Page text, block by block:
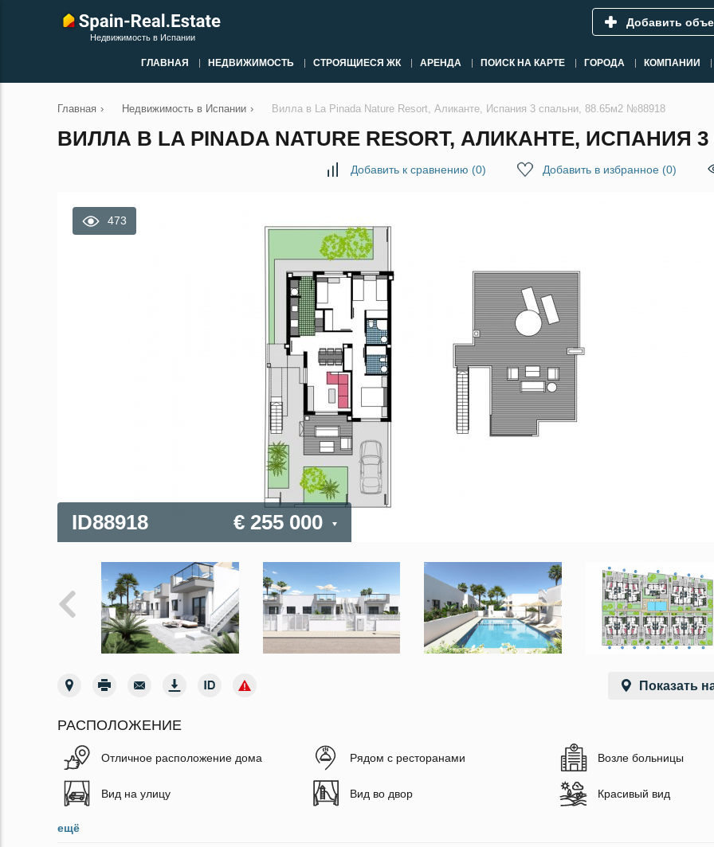
Недвижимость в Испании
Добавить
ГЛАВНАЯ НЕДВИЖИМОСТЬ СТРОЯЩИЕСЯ ЖК АРЕНДА ПОИСК НА КАРТЕ ГОРОДА КОМПАНИИ
Главная › Недвижимость в Испании › Вилла в La Pinada Nature Resort, Аликанте, Испания 3 спальни, 88.65м2 №88918
ВИЛЛА В LA PINADA NATURE RESORT, АЛИКАНТЕ, ИСПАНИЯ
Добавить к сравнению (0) Добавить в избранное (0)
473
ID88918 € 255 000
Показать
РАСПОЛОЖЕНИЕ
Отличное расположение дома Рядом с ресторанами Возле больницы
Вид на улицу Вид во двор Красивый вид
ещё